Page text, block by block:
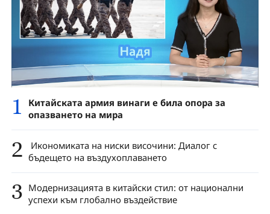
1
Китайската армия винаги е била опора за
опазването на мира
2
Икономиката на ниски височини: Диалог с
бъдещето на въздухоплаването
3 Модернизацията в китайски стил: от национални
успехи към глобално въздействие